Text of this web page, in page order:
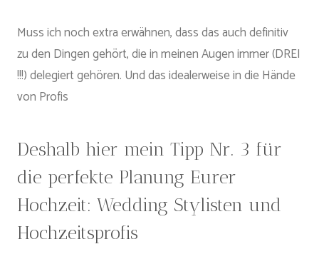
Muss ich noch extra erwähnen, dass das auch definitiv
zu den Dingen gehört, die in meinen Augen immer (DREI
!!!) delegiert gehören. Und das idealerweise in die Hände
von Profis
Deshalb hier mein Tipp Nr. 3 für
die perfekte Planung Eurer
Hochzeit: Wedding Stylisten und
Hochzeitsprofis